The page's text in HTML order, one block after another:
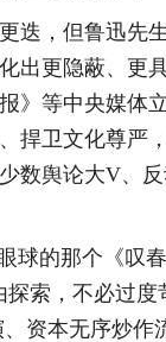
迭，但鲁迅先
出更隐蔽、更
》等中央媒体
捍卫文化尊严
数舆论大V、
球的那个《叹
索，不必过
资本无序炒作